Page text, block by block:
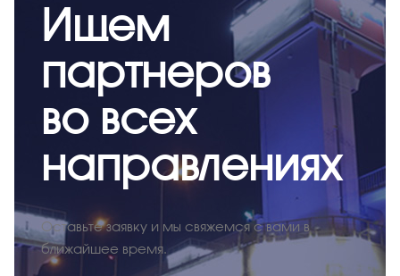
Ищем
партнеров
во всех
направлениях
Оставьте заявку и мы свяжемся с вами в
ближайшее время.